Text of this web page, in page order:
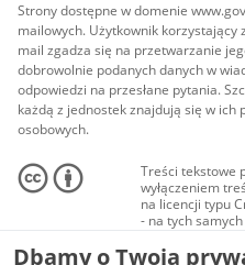
Strony dostępne w domenie
mailowych. Użytkownik
mail zgadza się na przetwarzanie
dobrowolnie podanych danych w
odpowiedzi na przesłane pytania.
każdą z jednostek znajdują się w
osobowych.
Treści tekstowe
wyłączeniem
na licencji typu
- na tych
Materiały
audio i wideo, są
Dbamy o Twoją